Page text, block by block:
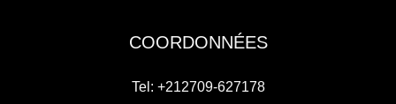
COORDONNÉES
Tel: +212709-627178